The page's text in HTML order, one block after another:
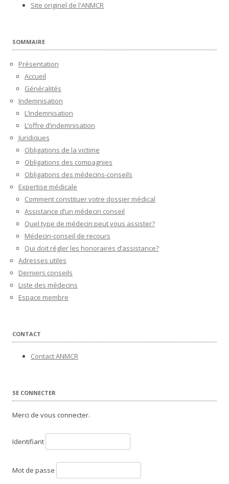
Site originel de l'ANMCR
SOMMAIRE
Présentation
Accueil
Généralités
Indemnisation
L’indemnisation
L’offre d’indemnisation
Juridiques
Obligations de la victime
Obligations des compagnies
Obligations des médecins-conseils
Expertise médicale
Comment constituer votre dossier médical
Assistance d’un médecin conseil
Quel type de médecin peut vous assister?
Médecin-conseil de recours
Qui doit régler les honoraires d’assistance?
Adresses utiles
Derniers conseils
Liste des médecins
Espace membre
CONTACT
Contact ANMCR
SE CONNECTER
Merci de vous connecter.
Identifiant
Mot de passe